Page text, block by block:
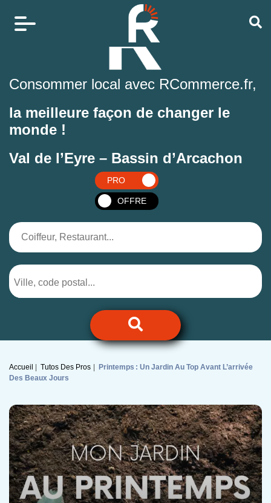
Consommer local avec RCommerce.fr,
la meilleure façon de changer le
monde !
Val de l’Eyre – Bassin d’Arcachon
PRO
OFFRE
Accueil Tutos Des Pros
Printemps : Un Jardin Au Top Avant L’arrivée
Des Beaux Jours